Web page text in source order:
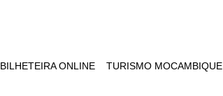
BILHETEIRA ONLINE TURISMO MOCAMBIQUE